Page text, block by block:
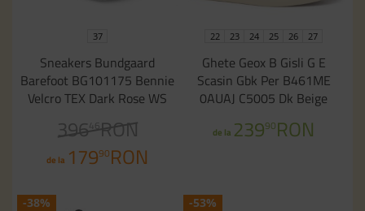
37
Sneakers Bundgaard
Barefoot BG101175 Bennie
Velcro TEX Dark Rose WS
396 46
RON
de la 17990RON
22 23 24 25 26 27
Ghete Geox B Gisli G E
Scasin Gbk Per B461ME
0AUAJ C5005 Dk Beige
de la 23990RON
-38%
-53%